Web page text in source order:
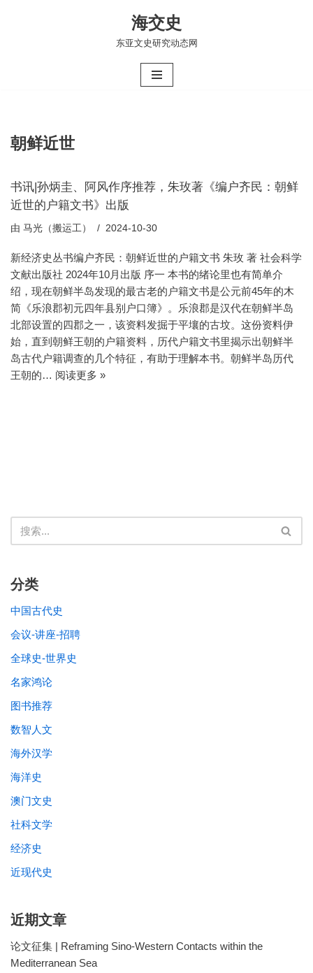
海交史
东亚文史研究动态网
朝鲜近世
书讯|孙炳圭、阿风作序推荐，朱玫著《编户齐民：朝鲜
近世的户籍文书》出版
由 马光（搬运工） 2024-10-30
新经济史丛书编户齐民：朝鲜近世的户籍文书 朱玫 著 社会科学
文献出版社 2024年10月出版 序一 本书的绪论里也有简单介
绍，现在朝鲜半岛发现的最古老的户籍文书是公元前45年的木
简《乐浪郡初元四年县别户口簿》。乐浪郡是汉代在朝鲜半岛
北部设置的四郡之一，该资料发掘于平壤的古坟。这份资料伊
始，直到朝鲜王朝的户籍资料，历代户籍文书里揭示出朝鲜半
岛古代户籍调查的几个特征，有助于理解本书。朝鲜半岛历代
王朝的… 阅读更多 »
分类
中国古代史
会议-讲座-招聘
全球史-世界史
名家鸿论
图书推荐
数智人文
海外汉学
海洋史
澳门文史
社科文学
经济史
近现代史
近期文章
论文征集 | Reframing Sino-Western Contacts within the
Mediterranean Sea